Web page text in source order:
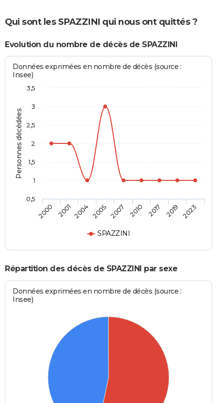
Qui sont les SPAZZINI qui nous ont quittés ?
Evolution du nombre de décès de SPAZZINI
Personnes décédées
Données exprimées en nombre de décès (source :
Insee)
SPAZZINI
2000 20012004 2005 2007 2010 2017 2019 2023
0,5
1
1,5
2
2,5
3
3,5
Répartition des décès de SPAZZINI par sexe
Données exprimées en nombre de décès (source :
Insee)